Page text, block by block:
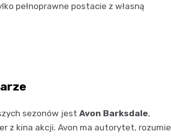
pełnoprawne postacie z własną
sezonów jest Avon Barksdale,
z kina akcji. Avon ma autorytet, rozumie